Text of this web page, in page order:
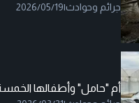
جرائم وحوادث|
2026/05/19
أم "حامل" وأطفالها